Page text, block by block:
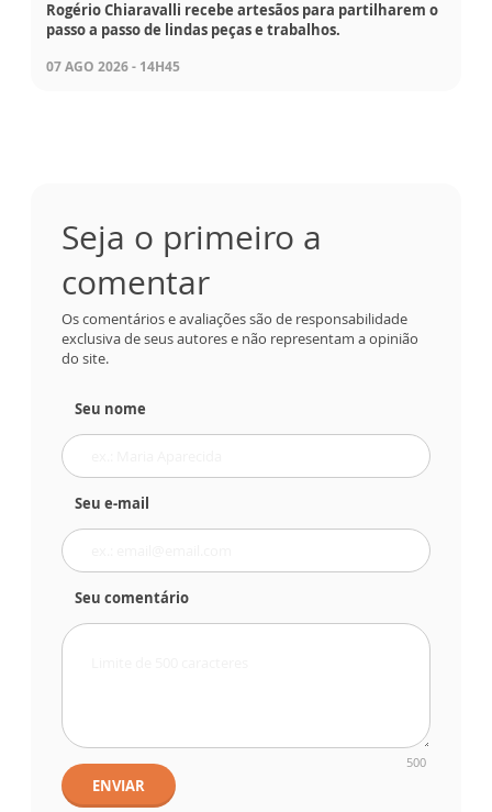
Rogério Chiaravalli recebe artesãos para partilharem o
passo a passo de lindas peças e trabalhos.
07 AGO 2026 - 14H45
Seja o primeiro a
comentar
Os comentários e avaliações são de responsabilidade
exclusiva de seus autores e não representam a opinião
do site.
Seu nome
Seu e-mail
Seu comentário
500
ENVIAR